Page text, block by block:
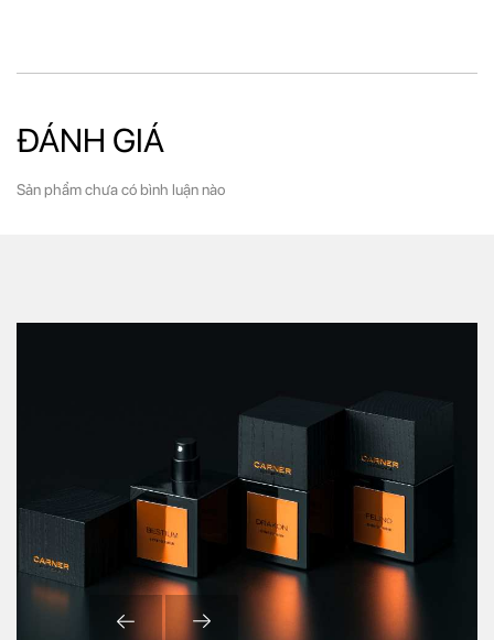
ĐÁNH GIÁ
Sản phẩm chưa có bình luận nào